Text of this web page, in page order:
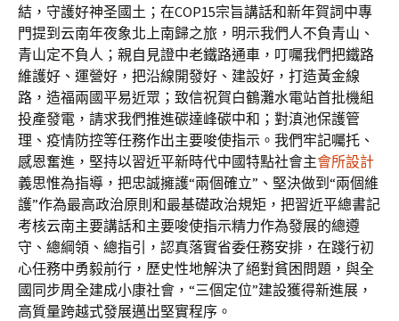
結，守護好神圣國土；在COP15宗旨講話和新年賀詞中專
門提到云南年夜象北上南歸之旅，明示我們人不負青山、
青山定不負人；親自見證中老鐵路通車，叮囑我們把鐵路
維護好、運營好，把沿線開發好、建設好，打造黃金線
路，造福兩國平易近眾；致信祝賀白鶴灘水電站首批機組
投產發電，請求我們推進碳達峰碳中和；對滇池保護管
理、疫情防控等任務作出主要唆使指示。我們牢記囑托、
感恩奮進，堅持以習近平新時代中國特點社會主會所設計
義思惟為指導，把忠誠擁護“兩個確立”、堅決做到“兩個維
護”作為最高政治原則和最基礎政治規矩，把習近平總書記
考核云南主要講話和主要唆使指示精力作為發展的總遵
守、總綱領、總指引，認真落實省委任務安排，在踐行初
心任務中勇毅前行，歷史性地解決了絕對貧困問題，與全
國同步周全建成小康社會，“三個定位”建設獲得新進展，
高質量跨越式發展邁出堅實程序。